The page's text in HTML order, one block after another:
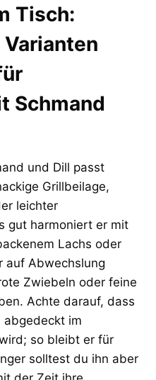
Tisch:
Schmand
und Dill passt
Grillbeilage,
leichter
gut harmoniert er mit
Lachs oder
auf Abwechslung
Zwiebeln oder feine
Achte darauf, dass
abgedeckt im
so bleibt er für
solltest du ihn aber